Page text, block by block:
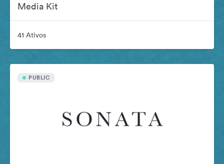
Media Kit
41 Ativos
PUBLIC